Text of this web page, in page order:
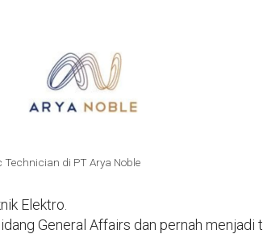
Technician di PT Arya Noble
Elektro.
General Affairs dan pernah menjadi